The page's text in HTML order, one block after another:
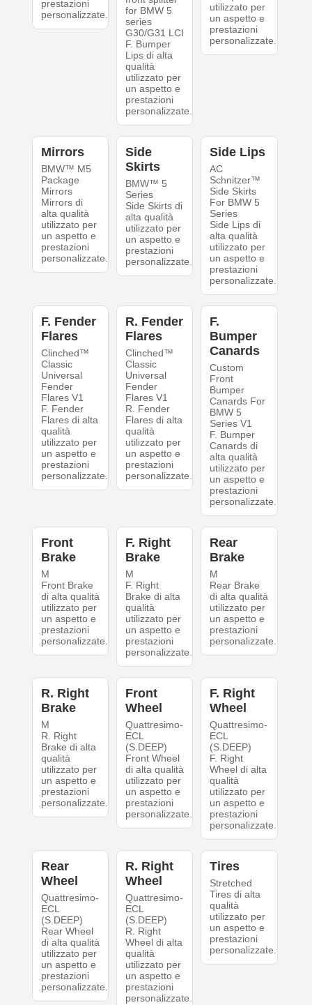
prestazioni
personalizzate.
for BMW 5
series
G30/G31 LCI
F. Bumper
Lips di alta
qualità
utilizzato per
un aspetto e
prestazioni
personalizzate.
utilizzato per
un aspetto e
prestazioni
personalizzate.
Mirrors
BMW™ M5
Package
Mirrors
Mirrors di
alta qualità
utilizzato per
un aspetto e
prestazioni
personalizzate.
Side
Skirts
BMW™ 5
Series
Side Skirts di
alta qualità
utilizzato per
un aspetto e
prestazioni
personalizzate.
Side Lips
AC
Schnitzer™
Side Skirts
For BMW 5
Series
Side Lips di
alta qualità
utilizzato per
un aspetto e
prestazioni
personalizzate.
F. Fender
Flares
Clinched™
Classic
Universal
Fender
Flares V1
F. Fender
Flares di alta
qualità
utilizzato per
un aspetto e
prestazioni
personalizzate.
R. Fender
Flares
Clinched™
Classic
Universal
Fender
Flares V1
R. Fender
Flares di alta
qualità
utilizzato per
un aspetto e
prestazioni
personalizzate.
F.
Bumper
Canards
Custom
Front
Bumper
Canards For
BMW 5
Series V1
F. Bumper
Canards di
alta qualità
utilizzato per
un aspetto e
prestazioni
personalizzate.
Front
Brake
M
Front Brake
di alta qualità
utilizzato per
un aspetto e
prestazioni
personalizzate.
F. Right
Brake
M
F. Right
Brake di alta
qualità
utilizzato per
un aspetto e
prestazioni
personalizzate.
Rear
Brake
M
Rear Brake
di alta qualità
utilizzato per
un aspetto e
prestazioni
personalizzate.
R. Right
Brake
M
R. Right
Brake di alta
qualità
utilizzato per
un aspetto e
prestazioni
personalizzate.
Front
Wheel
Quattresimo-
ECL
(S.DEEP)
Front Wheel
di alta qualità
utilizzato per
un aspetto e
prestazioni
personalizzate.
F. Right
Wheel
Quattresimo-
ECL
(S.DEEP)
F. Right
Wheel di alta
qualità
utilizzato per
un aspetto e
prestazioni
personalizzate.
Rear
Wheel
Quattresimo-
ECL
(S.DEEP)
Rear Wheel
di alta qualità
utilizzato per
un aspetto e
prestazioni
personalizzate.
R. Right
Wheel
Quattresimo-
ECL
(S.DEEP)
R. Right
Wheel di alta
qualità
utilizzato per
un aspetto e
prestazioni
personalizzate.
Tires
Stretched
Tires di alta
qualità
utilizzato per
un aspetto e
prestazioni
personalizzate.